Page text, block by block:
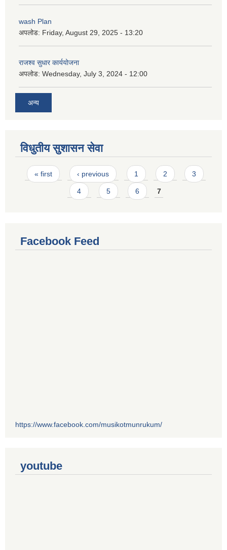
wash Plan
अपलोड: Friday, August 29, 2025 - 13:20
राजश्व सुधार कार्ययोजना
अपलोड: Wednesday, July 3, 2024 - 12:00
अन्य
विधुतीय सुशासन सेवा
Pages
« first ‹ previous 1 2 3
4 5 6 7
Facebook Feed
https://www.facebook.com/musikotmunrukum/
youtube